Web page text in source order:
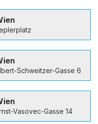
Schweitzer-Gasse 6
Vasovec-Gasse 14